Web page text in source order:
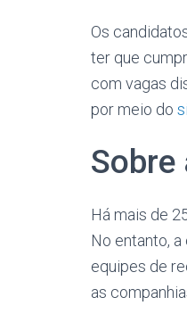
Os
ter que
com vagas
por meio do
Sobre
Há mais de
No entanto,
equipes de
as